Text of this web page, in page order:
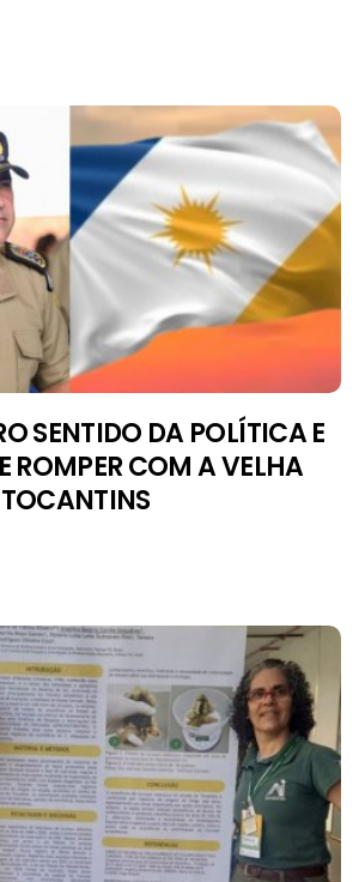
SENTIDO DA POLÍTICA E
ROMPER COM A VELHA